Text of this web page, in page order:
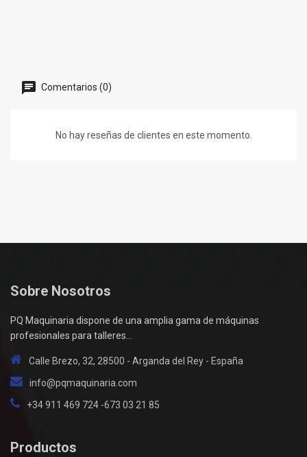
Comentarios (0)
No hay reseñas de clientes en este momento.
Sobre Nosotros
PQ Maquinaria dispone de una amplia gama de máquinas
profesionales para talleres...
Calle Brezo, 32, 28500 - Arganda del Rey - España
info@pqmaquinaria.com
+34 911 469 724 -673 03 21 85
Productos